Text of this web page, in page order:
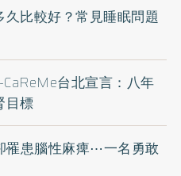
比較好？常見睡眠問題
台北宣言：八年
目標
罹患腦性麻痺⋯一名勇敢